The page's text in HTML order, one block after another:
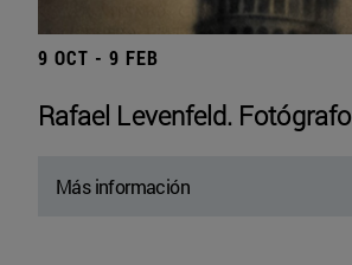
9 OCT - 9 FEB
Rafael Levenfeld. Fotógrafo
Más información